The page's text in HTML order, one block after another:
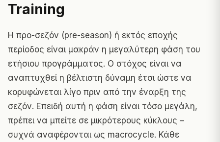
Training
Η προ-σεζόν (pre-season) ή εκτός εποχής
περίοδος είναι μακράν η μεγαλύτερη φάση του
ετήσιου προγράμματος. Ο στόχος είναι να
αναπτυχθεί η βέλτιστη δύναμη έτσι ώστε να
κορυφώνεται λίγο πριν από την έναρξη της
σεζόν. Επειδή αυτή η φάση είναι τόσο μεγάλη,
πρέπει να μπείτε σε μικρότερους κύκλους –
συχνά αναφέρονται ως macrocycle. Κάθε